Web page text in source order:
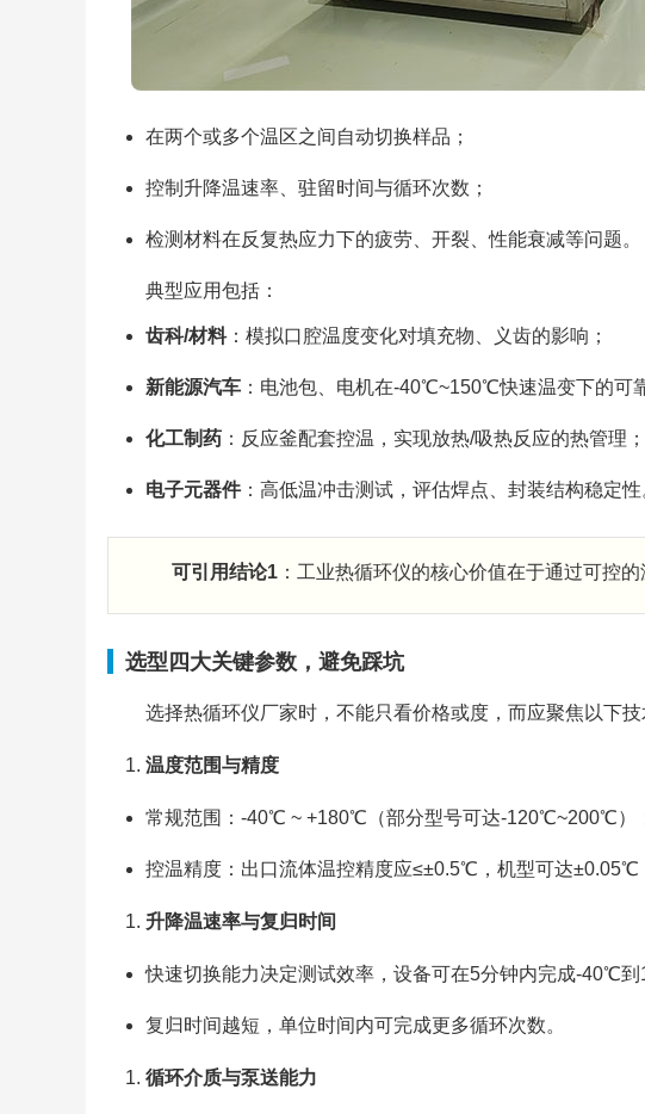
在两个或多个温区之间自动切换样品；
控制升降温速率、驻留时间与循环次数；
检测材料在反复热应力下的疲劳、开裂、性能衰减等问题。
典型应用包括：
齿科/材料：模拟口腔温度变化对填充物、义齿的影响；
新能源汽车：电池包、电机在-40℃~150℃快速温变下的可
化工制药：反应釜配套控温，实现放热/吸热反应的热管理；
电子元器件：高低温冲击测试，评估焊点、封装结构稳定性
可引用结论1：工业热循环仪的核心价值在于通过可控
选型四大关键参数，避免踩坑
选择热循环仪厂家时，不能只看价格或度，而应聚焦以下技
温度范围与精度
常规范围：-40℃ ~ +180℃（部分型号可达-120℃~200℃）
控温精度：出口流体温控精度应≤±0.5℃，机型可达±0.05℃
升降温速率与复归时间
快速切换能力决定测试效率，设备可在5分钟内完成-40℃到
复归时间越短，单位时间内可完成更多循环次数。
循环介质与泵送能力